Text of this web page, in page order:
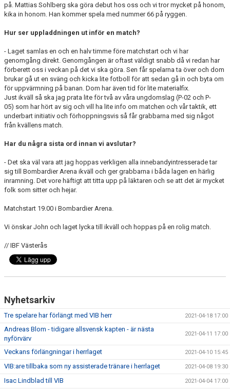
på. Mattias Sohlberg ska göra debut hos oss och vi tror mycket på honom,
kika in honom. Han kommer spela med nummer 66 på ryggen.
Hur ser uppladdningen ut inför en match?
- Laget samlas en och en halv timme före matchstart och vi har
genomgång direkt. Genomgången är oftast väldigt snabb då vi redan har
förberett oss i veckan på det vi ska göra. Sen får spelarna ta över och dom
brukar gå ut en sväng och kicka lite fotboll för att sedan gå in och byta om
för uppvärmning på banan. Dom har även tid för lite materialfix.
Just ikväll så ska jag prata lite för två av våra ungdomslag (P-02 och P-
05) som har hört av sig och vill ha lite info om matchen och vår taktik, ett
underbart initiativ och förhoppningsvis så får grabbarna med sig något
från kvällens match.
Har du några sista ord innan vi avslutar?
- Det ska väl vara att jag hoppas verkligen alla innebandyintresserade tar
sig till Bombardier Arena ikväll och ger grabbarna i båda lagen en härlig
inramning. Det vore häftigt att titta upp på läktaren och se att det är mycket
folk som sitter och hejar.
Matchstart 19.00 i Bombardier Arena.
Vi önskar John och laget lycka till ikväll och hoppas på en rolig match.
// IBF Västerås
Nyhetsarkiv
Tre spelare har förlängt med VIB herr 2021-04-18 17:00
Andreas Blom - tidigare allsvensk kapten - är nästa
nyförvärv
2021-04-11 17:00
Veckans förlängningar i herrlaget 2021-04-10 15:45
VIB:are tillbaka som ny assisterade tränare i herrlaget 2021-04-08 19:30
Isac Lindblad till VIB 2021-04-04 17:00